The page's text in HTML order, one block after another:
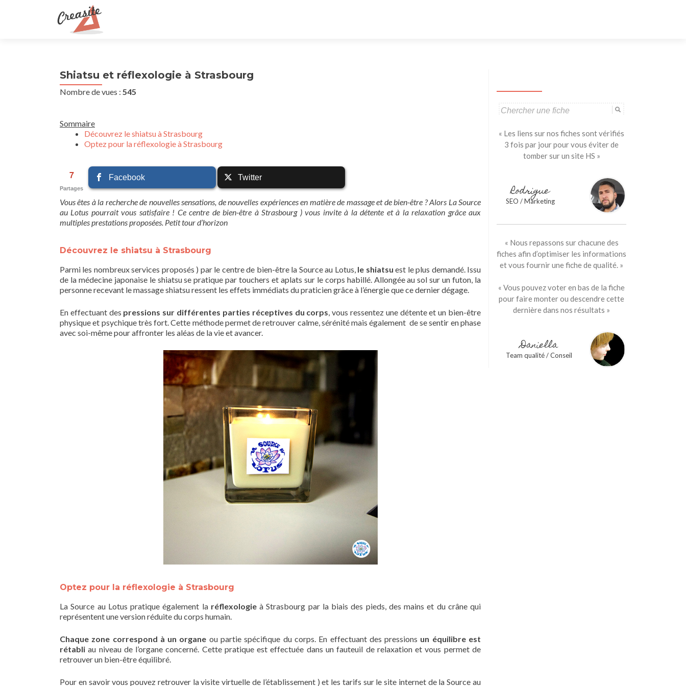
Shiatsu et réflexologie à Strasbourg
Nombre de vues : 545
Sommaire
Découvrez le shiatsu à Strasbourg
Optez pour la réflexologie à Strasbourg
7
Partages
Facebook Twitter
Vous êtes à la recherche de nouvelles sensations, de nouvelles expériences en matière de massage et de bien-être ? Alors La Source
au Lotus pourrait vous satisfaire ! Ce centre de bien-être à Strasbourg ) vous invite à la détente et à la relaxation grâce aux
multiples prestations proposées. Petit tour d’horizon
Découvrez le shiatsu à Strasbourg
Parmi les nombreux services proposés ) par le centre de bien-être la Source au Lotus, le shiatsu est le plus demandé. Issu
de la médecine japonaise le shiatsu se pratique par touchers et aplats sur le corps habillé. Allongée au sol sur un futon, la
personne recevant le massage shiatsu ressent les effets immédiats du praticien grâce à l’énergie que ce dernier dégage.
En effectuant des pressions sur différentes parties réceptives du corps, vous ressentez une détente et un bien-être
physique et psychique très fort. Cette méthode permet de retrouver calme, sérénité mais également de se sentir en phase
avec soi-même pour affronter les aléas de la vie et avancer.
Optez pour la réflexologie à Strasbourg
La Source au Lotus pratique également la réflexologieà Strasbourg par la biais des pieds, des mains et du crâne qui
représentent une version réduite du corps humain.
Chaque zone correspond à un organe ou partie spécifique du corps. En effectuant des pressions un équilibre est
rétabli au niveau de l’organe concerné. Cette pratique est effectuée dans un fauteuil de relaxation et vous permet de
retrouver un bien-être équilibré.
Pour en savoir vous pouvez retrouver la visite virtuelle de l’établissement ) et les tarifs sur le site internet de la Source au
Search
« Les liens sur nos fiches sont vérifiés
3 fois par jour pour vous éviter de
tomber sur un site HS »
Rodrigue
SEO / Marketing
« Nous repassons sur chacune des
fiches afin d’optimiser les informations
et vous fournir une fiche de qualité. »
« Vous pouvez voter en bas de la fiche
pour faire monter ou descendre cette
dernière dans nos résultats »
Daniella
Team qualité / Conseil